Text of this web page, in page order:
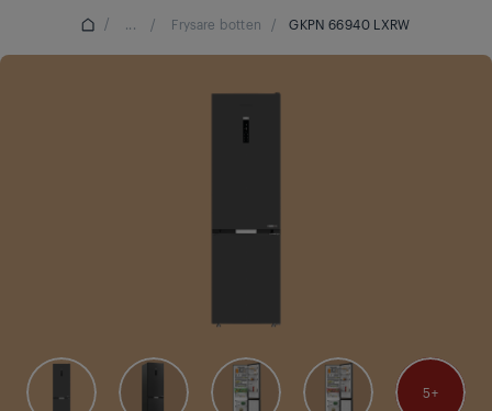
/ ... / Frysare botten / GKPN 66940 LXRW
5